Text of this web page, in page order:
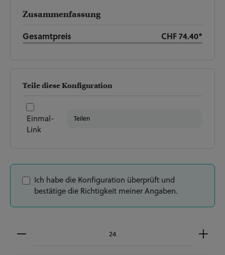
Zusammenfassung
Gesamtpreis CHF 74.40*
Teile diese Konfiguration
Einmal-
Link
Teilen
Ich habe die Konfiguration überprüft und
bestätige die Richtigkeit meiner Angaben.